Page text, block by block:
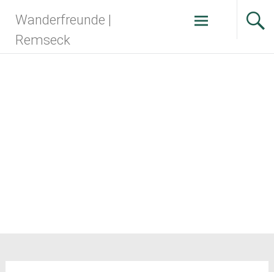
Inhalt
springen
Wanderfreunde |
Remseck